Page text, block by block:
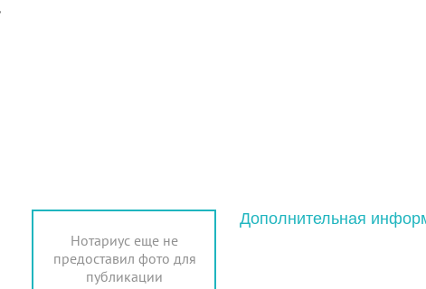
Дополнительная
Нотариус еще не
предоставил фото для
публикации